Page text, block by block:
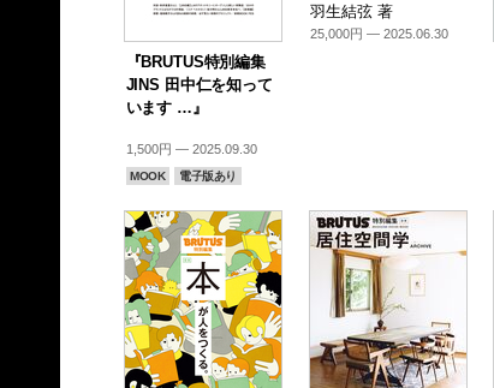
『BRUTUS特別編集
JINS 田中仁を知って
います …』
1,500円 — 2025.09.30
MOOK 電子版あり
羽生結弦 著
25,000円 — 2025.06.30